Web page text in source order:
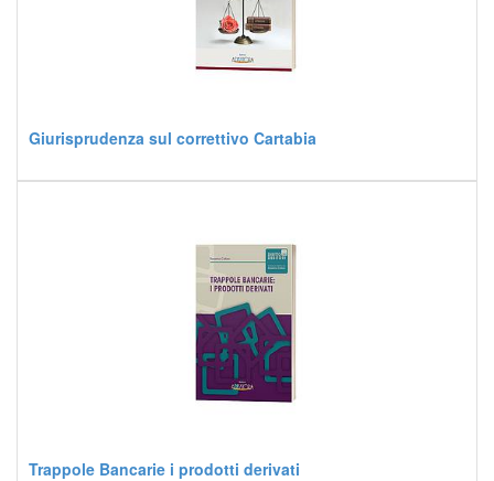
Giurisprudenza sul correttivo Cartabia
Trappole Bancarie i prodotti derivati